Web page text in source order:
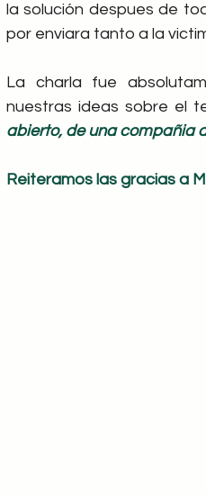
la solución despues de
por enviara tanto a la
La charla fue
nuestras ideas sobre el
abierto, de una compañia
Reiteramos las gracias a